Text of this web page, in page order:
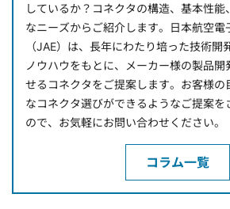
しているか？コネクタの構造、基本性能
なニーズからご紹介します。日本航空電
（JAE）は、長年にわたり培った技術開
ノウハウをもとに、メーカー様の製品開
せるコネクタをご提案します。お客様の
なコネクタ選びができるようなご提案を
ので、お気軽にお問い合わせください。
コラム一覧